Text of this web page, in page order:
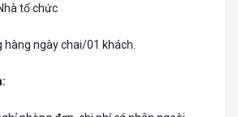
tổ chức
ngày chai/01 khách.